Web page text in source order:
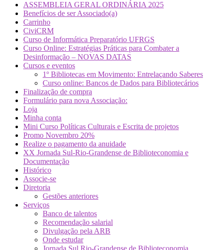
ASSEMBLEIA GERAL ORDINÁRIA 2025
Benefícios de ser Associado(a)
Carrinho
CiviCRM
Curso de Informática Preparatório UFRGS
Curso Online: Estratégias Práticas para Combater a
Desinformação – NOVAS DATAS
Cursos e eventos
1º Bibliotecas em Movimento: Entrelaçando Saberes
Curso online: Bancos de Dados para Bibliotecários
Finalização de compra
Formulário para nova Associação:
Loja
Minha conta
Mini Curso Políticas Culturais e Escrita de projetos
Promo Novembro 20%
Realize o pagamento da anuidade
XX Jornada Sul-Rio-Grandense de Biblioteconomia e
Documentação
Histórico
Associe-se
Diretoria
Gestões anteriores
Serviços
Banco de talentos
Recomendação salarial
Divulgação pela ARB
Onde estudar
Jornada Sul Rio-Grandense de Biblioteconomia